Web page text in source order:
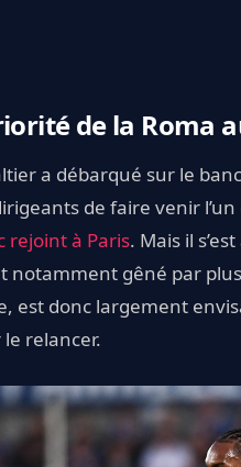
de la Roma
a débarqué sur le
de faire venir
rejoint à Paris. Mais il
notamment gêné par
est donc largement
relancer.